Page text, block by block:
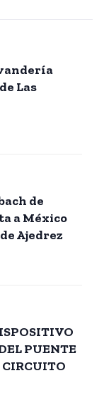
Las
de
a México
Ajedrez
PUENTE
CIRCUITO